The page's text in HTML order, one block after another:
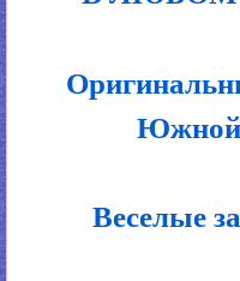
Южной
Веселые